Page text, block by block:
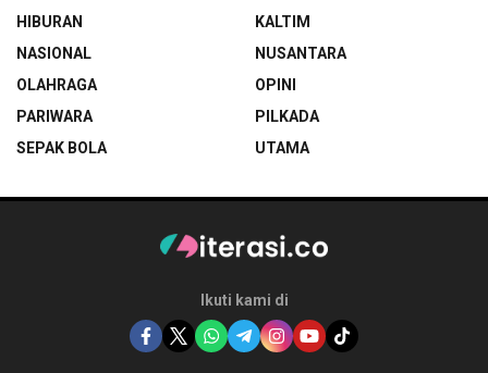
HIBURAN
KALTIM
NASIONAL
NUSANTARA
OLAHRAGA
OPINI
PARIWARA
PILKADA
SEPAK BOLA
UTAMA
Ikuti kami di